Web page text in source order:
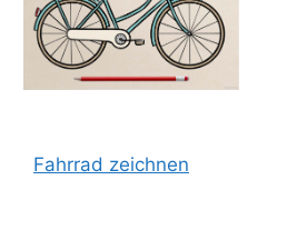
Fahrrad zeichnen